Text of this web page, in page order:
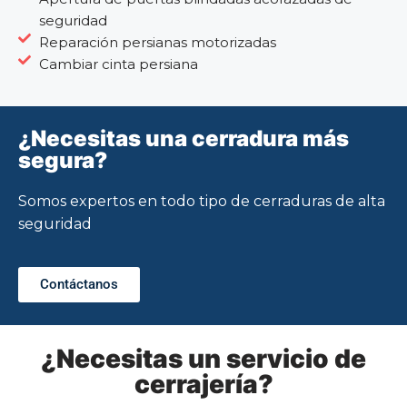
seguridad
Reparación persianas motorizadas
Cambiar cinta persiana
¿Necesitas una cerradura más
segura?
Somos expertos en todo tipo de cerraduras de alta
seguridad
Contáctanos
¿Necesitas un servicio de
cerrajería?